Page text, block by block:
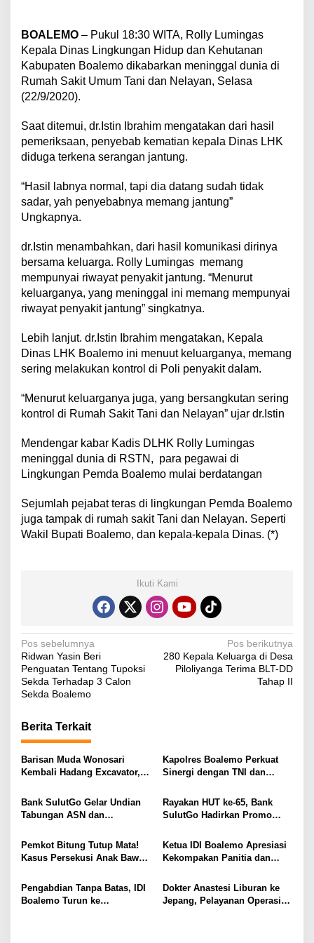
BOALEMO – Pukul 18:30 WITA, Rolly Lumingas
Kepala Dinas Lingkungan Hidup dan Kehutanan
Kabupaten Boalemo dikabarkan meninggal dunia di
Rumah Sakit Umum Tani dan Nelayan, Selasa
(22/9/2020).
Saat ditemui, dr.Istin Ibrahim mengatakan dari hasil
pemeriksaan, penyebab kematian kepala Dinas LHK
diduga terkena serangan jantung.
“Hasil labnya normal, tapi dia datang sudah tidak
sadar, yah penyebabnya memang jantung”
Ungkapnya.
dr.Istin menambahkan, dari hasil komunikasi dirinya
bersama keluarga. Rolly Lumingas memang
mempunyai riwayat penyakit jantung. “Menurut
keluarganya, yang meninggal ini memang mempunyai
riwayat penyakit jantung” singkatnya.
Lebih lanjut. dr.Istin Ibrahim mengatakan, Kepala
Dinas LHK Boalemo ini menuut keluarganya, memang
sering melakukan kontrol di Poli penyakit dalam.
“Menurut keluarganya juga, yang bersangkutan sering
kontrol di Rumah Sakit Tani dan Nelayan” ujar dr.Istin
Mendengar‎ kabar Kadis DLHK Rolly Lumingas
meninggal dunia di RSTN, para pegawai di
Lingkungan Pemda Boalemo mulai berdatangan
Sejumlah pejabat teras di lingkungan Pemda Boalemo
juga tampak di rumah sakit Tani dan Nelayan. Seperti‎
Wakil Bupati Boalemo, dan kepala-kepala Dinas. (*)
Ikuti Kami
N
a
v
g
a
s
p
o
s
Pos sebelumnya
Ridwan Yasin Beri
Penguatan Tentang Tupoksi
Sekda Terhadap 3 Calon
Sekda Boalemo
Pos berikutnya
280 Kepala Keluarga di Desa
Piloliyanga Terima BLT-DD
Tahap II
Berita Terkait
Barisan Muda Wonosari
Kembali Hadang Excavator,
Dipulangkan
Kapolres Boalemo Perkuat
Sinergi dengan TNI dan
Silaturahmi
Bank SulutGo Gelar Undian
Tabungan ASN dan
dan 51 Sepeda Motor
Rayakan HUT ke-65, Bank
SulutGo Hadirkan Promo
ASN, PPPK, dan Pensiunan
Pemkot Bitung Tutup Mata!
Kasus Persekusi Anak Bawah
Katung Tanpa Atensi
Ketua IDI Boalemo Apresiasi
Kekompakan Panitia dan
pada HBDI ke-118
Pengabdian Tanpa Batas, IDI
Boalemo Turun ke
Dokter Anastesi Liburan ke
Jepang, Pelayanan Operasi